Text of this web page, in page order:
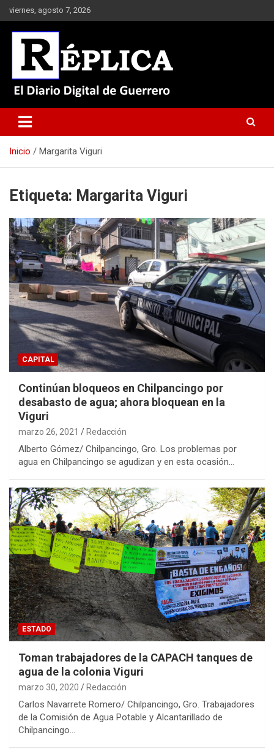
Saltar
al
contenido
viernes, agosto 7, 2026
Réplica
Inicio Margarita Viguri
Etiqueta: Margarita Viguri
CAPITAL
Continúan bloqueos en Chilpancingo por
desabasto de agua; ahora bloquean en la
Viguri
marzo 26, 2021 Redacción
Alberto Gómez/ Chilpancingo, Gro. Los problemas por
agua en Chilpancingo se agudizan y en esta ocasión…
ESTADO
Toman trabajadores de la CAPACH tanques de
agua de la colonia Viguri
marzo 30, 2020 Redacción
Carlos Navarrete Romero/ Chilpancingo, Gro. Trabajadores
de la Comisión de Agua Potable y Alcantarillado de
Chilpancingo…